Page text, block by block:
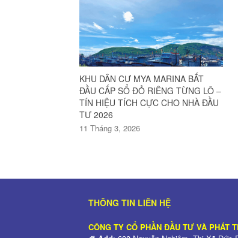
KHU DÂN CƯ MYA MARINA BẮT
ĐẦU CẤP SỔ ĐỎ RIÊNG TỪNG LÔ –
TÍN HIỆU TÍCH CỰC CHO NHÀ ĐẦU
TƯ 2026
11 Tháng 3, 2026
THÔNG TIN LIÊN HỆ
CÔNG TY CỔ PHẦN ĐẦU TƯ VÀ PHÁT